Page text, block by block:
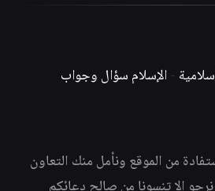
-الإسلام سؤال وجواب
من الموقع ونأمل منك التعاون